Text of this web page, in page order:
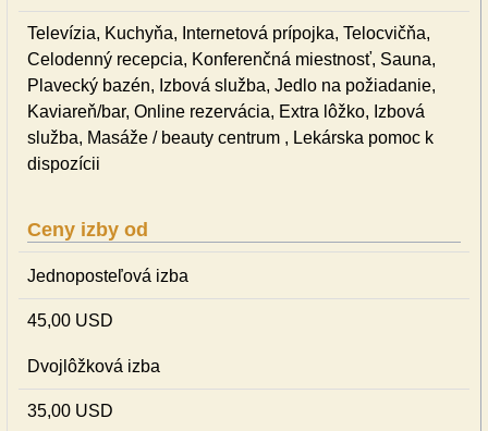
Televízia, Kuchyňa, Internetová prípojka, Telocvičňa,
Celodenný recepcia, Konferenčná miestnosť, Sauna,
Plavecký bazén, Izbová služba, Jedlo na požiadanie,
Kaviareň/bar, Online rezervácia, Extra lôžko, Izbová
služba, Masáže / beauty centrum , Lekárska pomoc k
dispozícii
Ceny izby od
Jednoposteľová izba
45,00 USD
Dvojlôžková izba
35,00 USD